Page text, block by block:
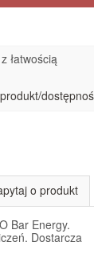
łatwością
o produkt
Bar Energy.
Dostarcza